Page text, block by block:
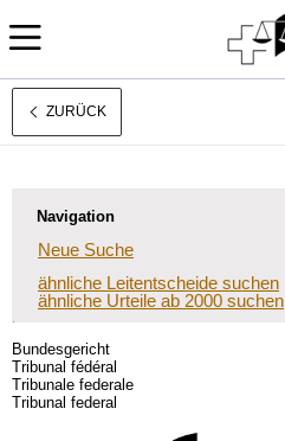
Français
ZURÜCK
Navigation
Neue Suche
ähnliche Leitentscheide suchen
ähnliche Urteile ab 2000 suchen
Bundesgericht
Tribunal fédéral
Tribunale federale
Tribunal federal